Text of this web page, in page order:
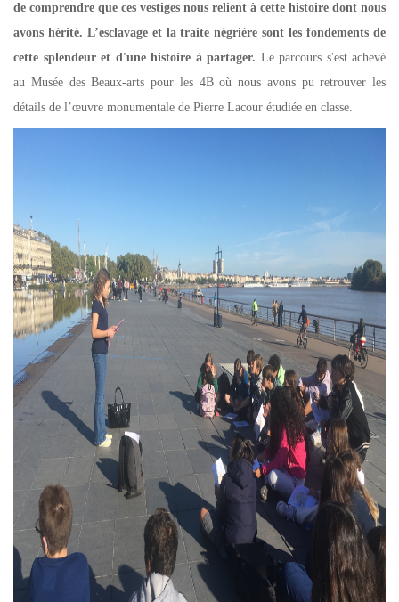
de comprendre que ces vestiges nous relient à cette histoire dont nous
avons hérité. L’esclavage et la traite négrière sont les fondements de
cette splendeur et d'une histoire à partager. Le parcours s'est achevé
au Musée des Beaux-arts pour les 4B où nous avons pu retrouver les
détails de l’œuvre monumentale de Pierre Lacour étudiée en classe.